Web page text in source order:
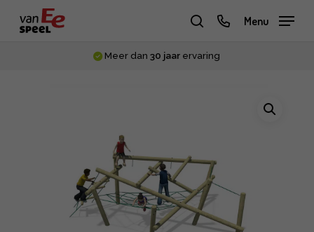
zoeken
phone
Menu
Meer dan30 jaar ervaring